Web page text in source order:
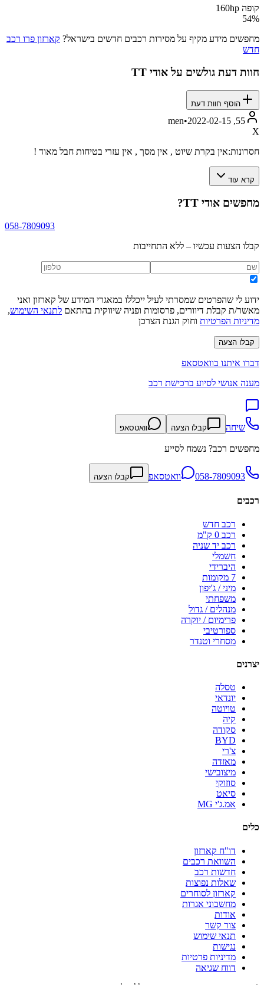
קופה 160hp
54%
מחפשים מידע מקיף על מסירות רכבים חדשים בישראל? קארזון פרו רכב
חדש
חוות דעת גולשים על אודי TT
הוסף חוות דעת
55, men
•2022-02-15
X
חסרונות:אין בקרת שיוט , אין מסך , אין עזרי בטיחות חבל מאוד !
קרא עוד
מחפשים אודי TT ?
058-7809093
קבלו הצעות עכשיו – ללא התחייבות
ידוע לי שהפרטים שמסרתי לעיל ייכללו במאגרי המידע של קארזון ואני
מאשר/ת קבלת דיוורים, פרסומות ופניה שיווקית בהתאם לתנאי השימוש,
מדיניות הפרטיות וחוק הגנת הצרכן
קבלו הצעה
דברו איתנו בוואטסאפ
מענה אנושי לסיוע ברכישת רכב
שיחה קבלו הצעה וואטסאפ
מחפשים רכב? נשמח לסייע
058-7809093 וואטסאפ קבלו הצעה
רכבים
רכב חדש
רכב 0 ק"מ
רכב יד שניה
חשמלי
היברידי
7 מקומות
מיני / ג'יפון
משפחתי
מנהלים / גדול
פרימיום / יוקרה
ספורטיבי
מסחרי וטנדר
יצרנים
טסלה
יונדאי
טויוטה
קיה
סקודה
BYD
צ'רי
מאזדה
מיצובישי
סוזוקי
סיאט
אמ.ג'י MG
כלים
דו"ח קארזון
השוואת רכבים
חדשות רכב
שאלות נפוצות
קארזון לסוחרים
מחשבוני אגרות
אודות
צור קשר
תנאי שימוש
נגישות
מדיניות פרטיות
דווח שגיאה